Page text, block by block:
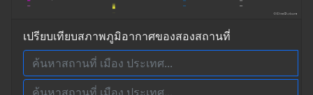
เปรียบเทียบสภาพภูมิอากาศของสองสถานที่